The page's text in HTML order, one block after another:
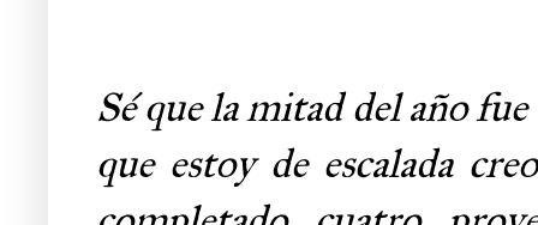
Sé que la mitad del año
que estoy de escalada